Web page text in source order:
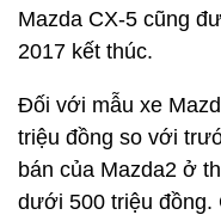
Mazda CX-5 cũng
2017 kết thúc.
Đối với mẫu xe
triệu đồng so với
bán của Mazda2 ở
dưới 500 triệu đồng.